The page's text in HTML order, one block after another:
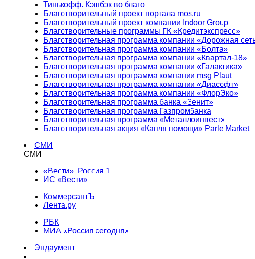
Тинькофф. Кэшбэк во благо
Благотворительный проект портала mos.ru
Благотворительный проект компании Indoor Group
Благотворительные программы ГК «Кредитэкспресс»
Благотворительная программа компании «Дорожная
Благотворительная программа компании «Болта»
Благотворительная программа компании «Квартал-18»
Благотворительная программа компании «Галактика»
Благотворительная программа компании msg Plaut
Благотворительная программа компании «Диасофт»
Благотворительная программа компании «ФлорЭко»
Благотворительная программа банка «Зенит»
Благотворительная программа Газпромбанка
Благотворительная программа «Металлоинвест»
Благотворительная акция «Капля помощи» Parle Market
СМИ
СМИ
«Вести», Россия 1
ИС «Вести»
КоммерсантЪ
Лента.ру
РБК
МИА «Россия сегодня»
Эндаумент